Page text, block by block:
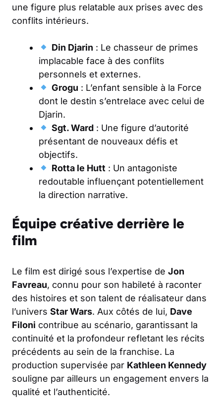
une figure plus relatable aux prises avec des
conflits intérieurs.
Din Djarin : Le chasseur de primes
implacable face à des conflits
personnels et externes.
Grogu : L’enfant sensible à la Force
dont le destin s’entrelace avec celui de
Djarin.
Sgt. Ward: Une figure d’autorité
présentant de nouveaux défis et
objectifs.
Rotta le Hutt : Un antagoniste
redoutable influençant potentiellement
la direction narrative.
Équipe créative derrière le
film
Le film est dirigé sous l’expertise de Jon
Favreau, connu pour son habileté à raconter
des histoires et son talent de réalisateur dans
l’univers Star Wars. Aux côtés de lui, Dave
Filoni contribue au scénario, garantissant la
continuité et la profondeur refletant les récits
précédents au sein de la franchise. La
production supervisée par Kathleen Kennedy
souligne par ailleurs un engagement envers la
qualité et l’authenticité.